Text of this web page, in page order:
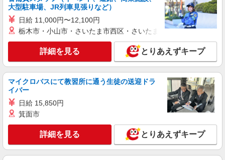
内） なんばダイニングメゾン
キープ 詳細を見る
パート 契約社員
牛たんと和牛焼き 青葉苑 なんばダイニングメゾン
ホール、キッチンスタッフ
アルバイト・パート・契約社員：時給1,250円
※試用期間50〜100時間は1,200円 ※経験・能力に
大阪府大阪市中央区難波5-1-18（高島屋大阪店
詳細を見る
大型駐車場、JR列車見張りなど）
日給 11,000円〜12,100円
栃木市・小山市・さいたま市西区・さいたま市岩槻区・久喜市・
詳細を見る とりあえずキープ
マイクロバスにて教習所に通う生徒の送迎ドラ
イバー
日給 15,850円
箕面市
詳細を見る とりあえずキープ